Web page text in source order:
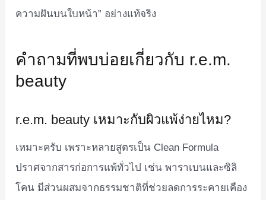
ความฝันบนใบหน้า” อย่างแท้จริง
คำถามที่พบบ่อยเกี่ยวกับ r.e.m.
beauty
r.e.m. beauty เหมาะกับผิวแพ้ง่ายไหม?
เหมาะครับ เพราะหลายสูตรเป็น Clean Formula
ปราศจากสารก่อการแพ้ทั่วไป เช่น พาราเบนและซิลิ
โคน มีส่วนผสมจากธรรมชาติที่ช่วยลดการระคายเคือง